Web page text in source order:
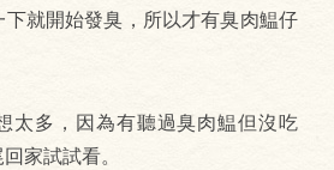
就開始發臭，所以才有臭肉鰛仔
太多，因為有聽過臭肉鰛但沒吃
家試試看。